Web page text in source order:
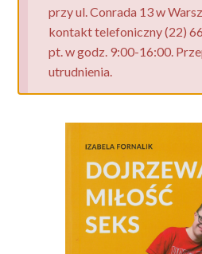
przy ul. Conrada 13 w
kontakt telefoniczny (22)
pt. w godz. 9:00-16:00.
utrudnienia.